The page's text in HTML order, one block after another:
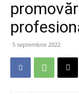
5 septembrie 2022